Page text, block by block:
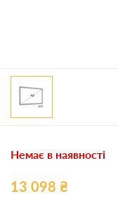
Немає в наявності
13 098 ₴